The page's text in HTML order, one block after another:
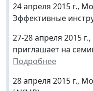
24 апреля 2015 г.,
Эффективные
27-28 апреля 2015
приглашает на
Подробнее
28 апреля 2015 г.,